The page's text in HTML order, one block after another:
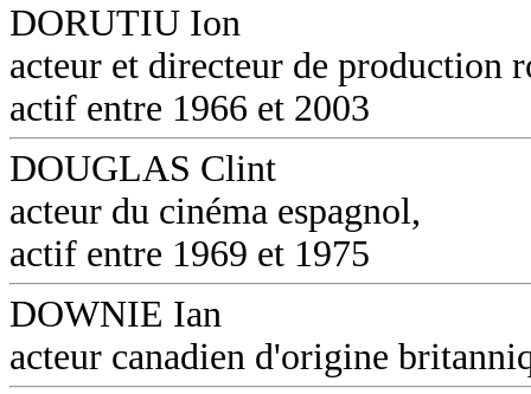
DORUTIU Ion
acteur et directeur de production
actif entre 1966 et 2003
DOUGLAS Clint
acteur du cinéma espagnol,
actif entre 1969 et 1975
DOWNIE Ian
acteur canadien d'origine